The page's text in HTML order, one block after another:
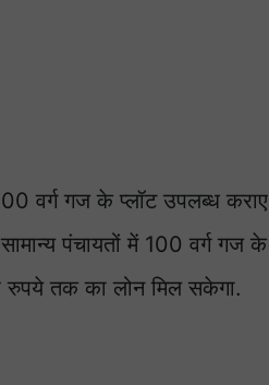
वर्ग गज के प्लॉट उपलब्ध कराए
पंचायतों में 100 वर्ग गज के
रुपये तक का लोन मिल सकेगा.